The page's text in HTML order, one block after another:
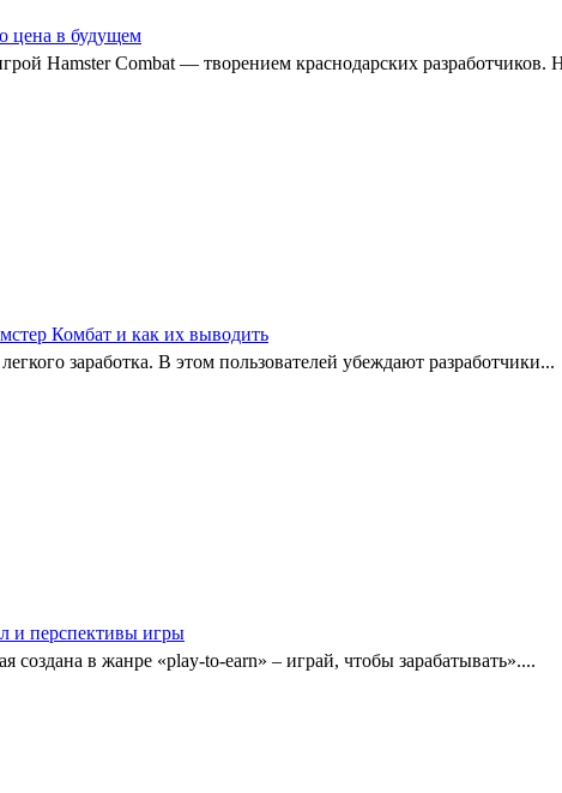
цена в будущем
Hamster Combat — творением краснодарских разработчиков.
Комбат и как их выводить
заработка. В этом пользователей убеждают разработчики...
и перспективы игры
создана в жанре «play-to-earn» – играй, чтобы зарабатывать»....